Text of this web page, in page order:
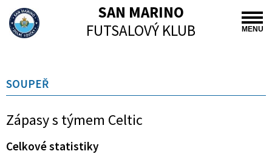
MENU
SAN MARINO
FUTSALOVÝ KLUB
SOUPEŘ
Zápasy s týmem Celtic
Celkové statistiky